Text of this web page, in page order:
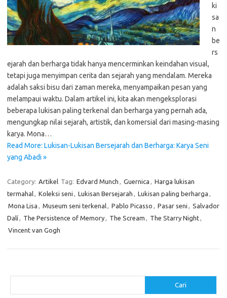
ki
sa
n
be
rs
ejarah dan berharga tidak hanya mencerminkan keindahan visual,
tetapi juga menyimpan cerita dan sejarah yang mendalam. Mereka
adalah saksi bisu dari zaman mereka, menyampaikan pesan yang
melampaui waktu. Dalam artikel ini, kita akan mengeksplorasi
beberapa lukisan paling terkenal dan berharga yang pernah ada,
mengungkap nilai sejarah, artistik, dan komersial dari masing-masing
karya. Mona…
Read More: Lukisan-Lukisan Bersejarah dan Berharga: Karya Seni
yang Abadi »
Category: Artikel Tag: Edvard Munch , Guernica , Harga lukisan
termahal, Koleksi seni , Lukisan Bersejarah , Lukisan paling berharga ,
Mona Lisa , Museum seni terkenal, Pablo Picasso , Pasar seni , Salvador
Dalí, The Persistence of Memory, The Scream , The Starry Night,
Vincent van Gogh
Cari